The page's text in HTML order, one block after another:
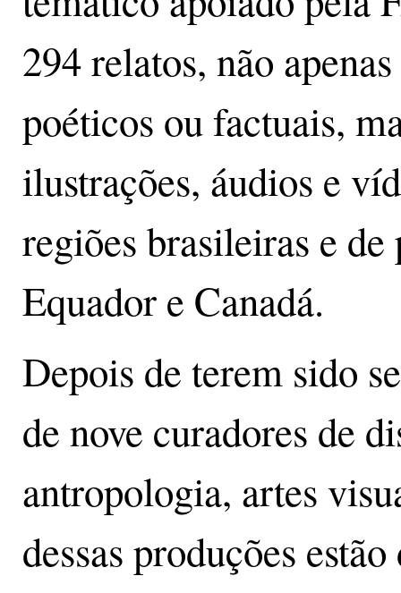
294 relatos, não
poéticos ou factuais,
ilustrações, áudios e
regiões brasileiras e
Equador e Canadá.
Depois de terem sido
de nove curadores de
antropologia, artes
dessas produções